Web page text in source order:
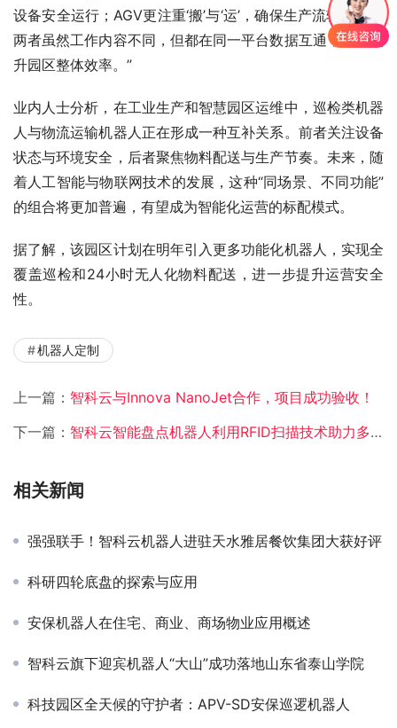
设备安全运行；AGV更注重‘搬’与‘运’，确保生产流转顺畅。
两者虽然工作内容不同，但都在同一平台数据互通，协同提
升园区整体效率。”
业内人士分析，在工业生产和智慧园区运维中，巡检类机器
人与物流运输机器人正在形成一种互补关系。前者关注设备
状态与环境安全，后者聚焦物料配送与生产节奏。未来，随
着人工智能与物联网技术的发展，这种“同场景、不同功能”
的组合将更加普遍，有望成为智能化运营的标配模式。
据了解，该园区计划在明年引入更多功能化机器人，实现全
覆盖巡检和24小时无人化物料配送，进一步提升运营安全
性。
机器人定制
上一篇： 智科云与Innova NanoJet合作，项目成功验收！
下一篇： 智科云智能盘点机器人利用RFID扫描技术助力多领域物资管理变革
相关新闻
强强联手！智科云机器人进驻天水雅居餐饮集团大获好评
科研四轮底盘的探索与应用
安保机器人在住宅、商业、商场物业应用概述
智科云旗下迎宾机器人“大山”成功落地山东省泰山学院
科技园区全天候的守护者：APV-SD安保巡逻机器人